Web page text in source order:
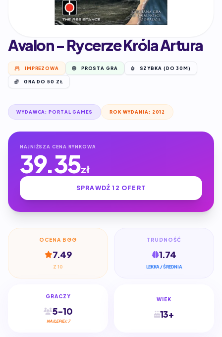
Avalon - Rycerze Króla Artura
IMPREZOWA PROSTA GRA SZYBKA (DO 30M)
GRA DO 50 ZŁ
WYDAWCA: PORTAL GAMES ROK WYDANIA: 2012
NAJNIŻSZA CENA RYNKOWA
39.35zł
SPRAWDŹ 12 OFERT
OCENA BGG
7.49
Z 10
TRUDNOŚĆ
1.74
LEKKA / ŚREDNIA
GRACZY
5-10
NAJLEPIEJ: 7
WIEK
13+